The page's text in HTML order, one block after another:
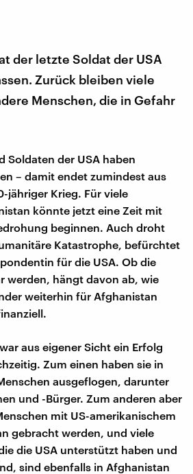
der letzte Soldat der USA
Zurück bleiben viele
Menschen, die in Gefahr
Soldaten der USA haben
– damit endet zumindest aus
jähriger Krieg. Für viele
könnte jetzt eine Zeit mit
beginnen. Auch droht
Katastrophe, befürchtet
für die USA. Ob die
werden, hängt davon ab, wie
weiterhin für Afghanistan
aus eigener Sicht ein Erfolg
Zum einen haben sie in
ausgeflogen, darunter
und -Bürger. Zum anderen aber
mit US-amerikanischem
gebracht werden, und viele
die USA unterstützt haben und
sind ebenfalls in Afghanistan